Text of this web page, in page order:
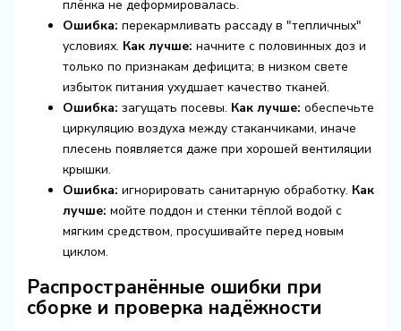
плёнка не деформировалась.
Ошибка: перекармливать рассаду в "тепличных"
условиях. Как лучше: начните с половинных доз и
только по признакам дефицита; в низком свете
избыток питания ухудшает качество тканей.
Ошибка: загущать посевы. Как лучше: обеспечьте
циркуляцию воздуха между стаканчиками, иначе
плесень появляется даже при хорошей вентиляции
крышки.
Ошибка: игнорировать санитарную обработку. Как
лучше: мойте поддон и стенки тёплой водой с
мягким средством, просушивайте перед новым
циклом.
Распространённые ошибки при
сборке и проверка надёжности